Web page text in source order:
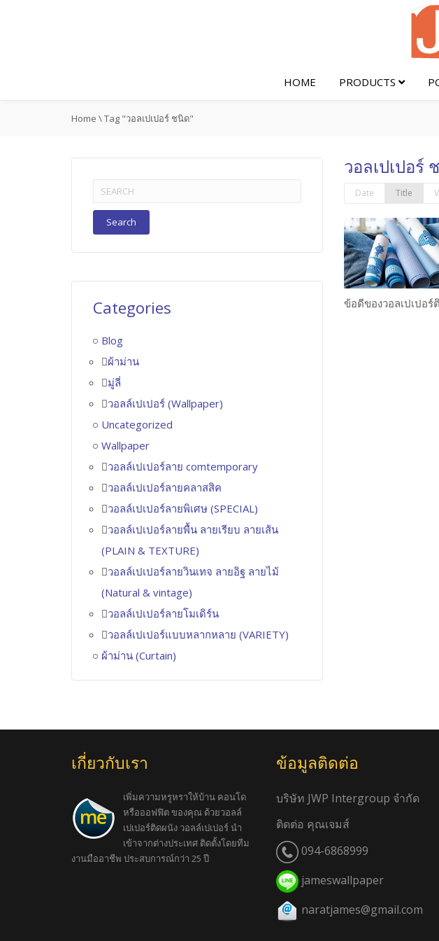
HOME PRODUCTS
Home \Tag "วอลเปเปอร์ ชนิด"
วอลเปเปอร์
Date Title
Search
for:
Categories
Blog
ผ้าม่าน
มู่ลี่
วอลล์เปเปอร์ (Wallpaper)
Uncategorized
Wallpaper
วอลล์เปเปอร์ลาย comtemporary
วอลล์เปเปอร์ลายคลาสสิค
วอลล์เปเปอร์ลายพิเศษ (SPECIAL)
วอลล์เปเปอร์ลายพื้น ลายเรียบ ลายเส้น
(PLAIN & TEXTURE)
วอลล์เปเปอร์ลายวินเทจ ลายอิฐ ลายไม้
(Natural & vintage)
วอลล์เปเปอร์ลายโมเดิร์น
วอลล์เปเปอร์แบบหลากหลาย (VARIETY)
ผ้าม่าน (Curtain)
เกี่ยวกับเรา
เพิ่มความหรูหราให้บ้าน คอนโด
หรือออฟฟิต ของคุณ ด้วยวอลล์
เปเปอร์ติดผนัง วอลล์เปเปอร์ นำ
เข้าจากต่างประเทศ ติดตั้งโดยทีม
งานมืออาชีพ ประสบการณ์กว่า 25 ปี
ข้อมูลติดต่อ
บริษัท JWP Intergroup จำกัด
ติดต่อ คุณเจมส์
094-6868999
jameswallpaper
naratjames@gmail.com